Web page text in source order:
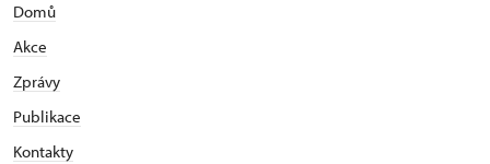
Domů
Akce
Zprávy
Publikace
Kontakty